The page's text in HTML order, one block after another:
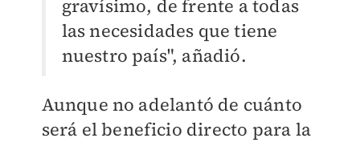
gravísimo, de frente a todas
las necesidades que tiene
nuestro país", añadió.
Aunque no adelantó de cuánto
será el beneficio directo para la